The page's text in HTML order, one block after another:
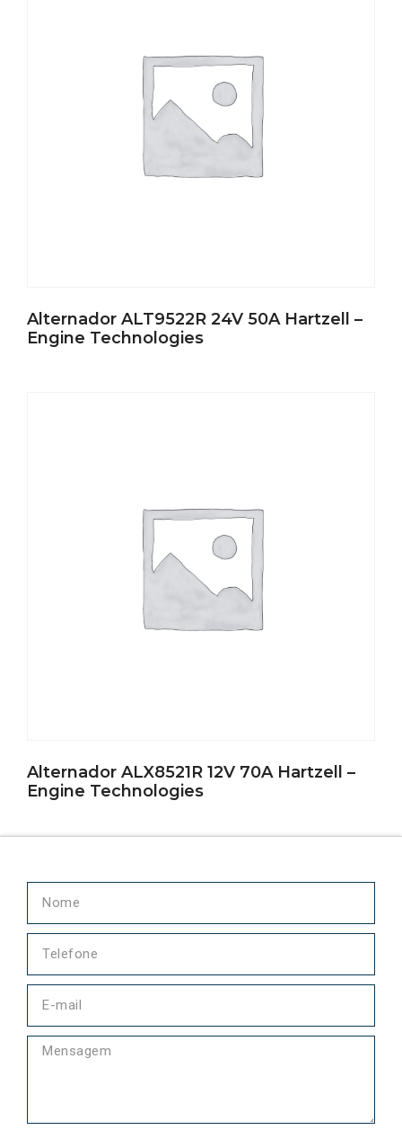
Alternador ALT9522R 24V 50A Hartzell –
Engine Technologies
Alternador ALX8521R 12V 70A Hartzell –
Engine Technologies